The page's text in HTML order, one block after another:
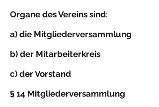
Organe des Vereins sind:
a) die Mitgliederversammlung
b) der Mitarbeiterkreis
c) der Vorstand
§ 14 Mitgliederversammlung